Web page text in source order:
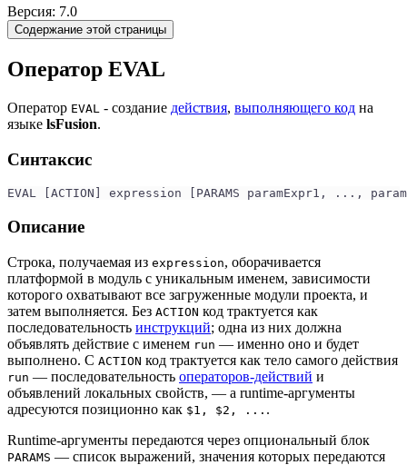
Версия: 7.0
Содержание этой страницы
Оператор EVAL
Оператор EVAL - создание действия, выполняющего код на
языке lsFusion.
Синтаксис
EVAL [ACTION] expression [PARAMS paramExpr1, ...,
Описание
Строка, получаемая из expression, оборачивается
платформой в модуль с уникальным именем, зависимости
которого охватывают все загруженные модули проекта, и
затем выполняется. Без ACTION код трактуется как
последовательность инструкций; одна из них должна
объявлять действие с именем run — именно оно и будет
выполнено. С ACTION код трактуется как тело самого действия
run — последовательность операторов-действий и
объявлений локальных свойств, — а runtime-аргументы
адресуются позиционно как $1, $2, ... .
Runtime-аргументы передаются через опциональный блок
PARAMS — список выражений, значения которых передаются